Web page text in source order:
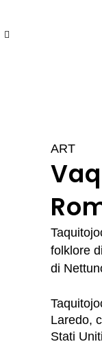
ART
folklore
di
Laredo,
Stati